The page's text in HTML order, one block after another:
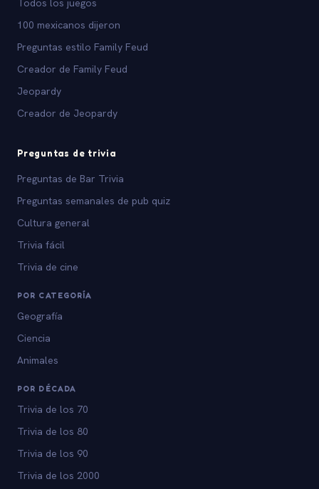
Todos los juegos
100 mexicanos dijeron
Preguntas estilo Family Feud
Creador de Family Feud
Jeopardy
Creador de Jeopardy
Preguntas de trivia
Preguntas de Bar Trivia
Preguntas semanales de pub quiz
Cultura general
Trivia fácil
Trivia de cine
POR CATEGORÍA
Geografía
Ciencia
Animales
POR DÉCADA
Trivia de los 70
Trivia de los 80
Trivia de los 90
Trivia de los 2000